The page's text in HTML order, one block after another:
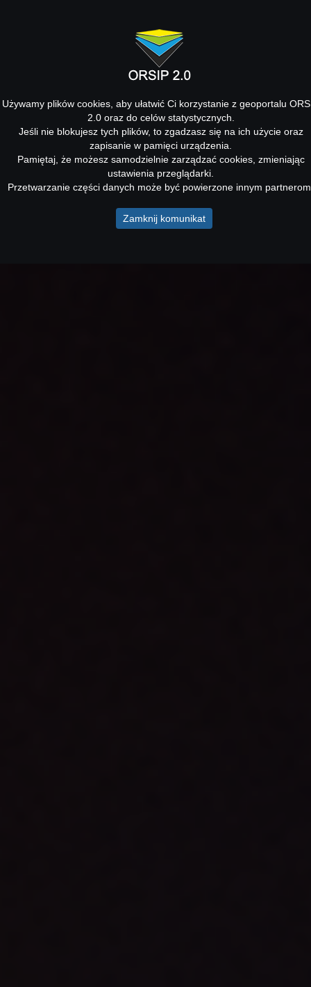
Używamy plików cookies, aby ułatwić Ci korzystanie z geoportalu
2.0 oraz do celów statystycznych.
Jeśli nie blokujesz tych plików, to zgadzasz się na ich użycie oraz
zapisanie w pamięci urządzenia.
Pamiętaj, że możesz samodzielnie zarządzać cookies, zmieniając
ustawienia przeglądarki.
Przetwarzanie części danych może być powierzone innym
Zamknij komunikat